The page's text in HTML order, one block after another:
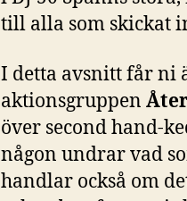
till alla som skickat
I detta avsnitt får ni
aktionsgruppen
över second hand-
någon undrar vad
handlar också om